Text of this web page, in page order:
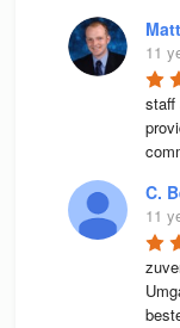
11
staff
C.
11